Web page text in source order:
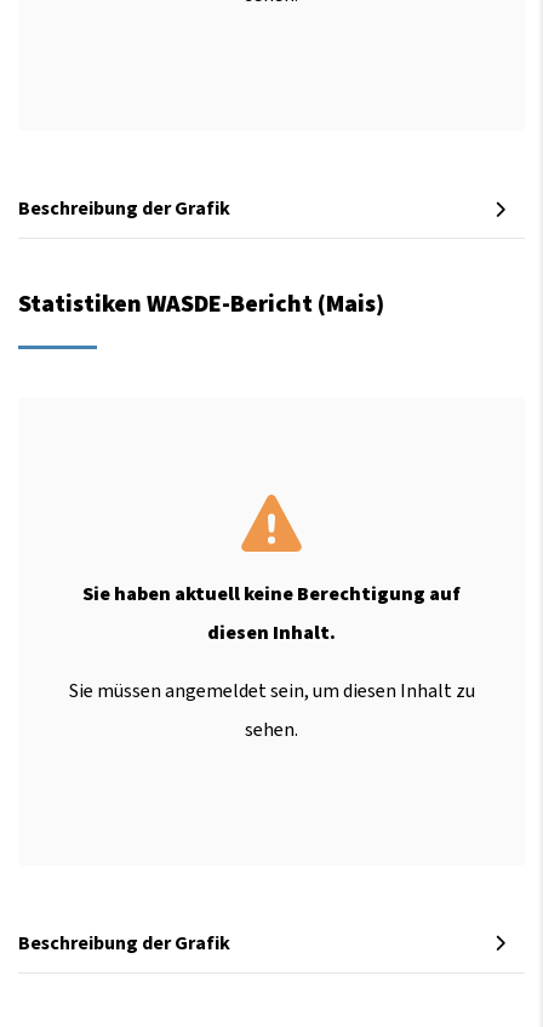
Beschreibung der Grafik
Statistiken WASDE-Bericht (Mais)
Sie haben aktuell keine Berechtigung auf
diesen Inhalt.
Sie müssen angemeldet sein, um diesen Inhalt zu
sehen.
Beschreibung der Grafik